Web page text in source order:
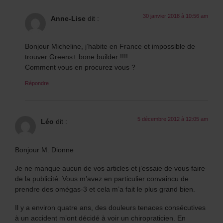
Anne-Lise dit : 30 janvier 2018 à 10:56 am
Bonjour Micheline, j’habite en France et impossible de
trouver Greens+ bone builder !!!!
Comment vous en procurez vous ?
Répondre
Léo dit : 5 décembre 2012 à 12:05 am
Bonjour M. Dionne
Je ne manque aucun de vos articles et j’essaie de vous faire
de la publicité. Vous m’avez en particulier convaincu de
prendre des omégas-3 et cela m’a fait le plus grand bien.
Il y a environ quatre ans, des douleurs tenaces consécutives
à un accident m’ont décidé à voir un chiropraticien. En